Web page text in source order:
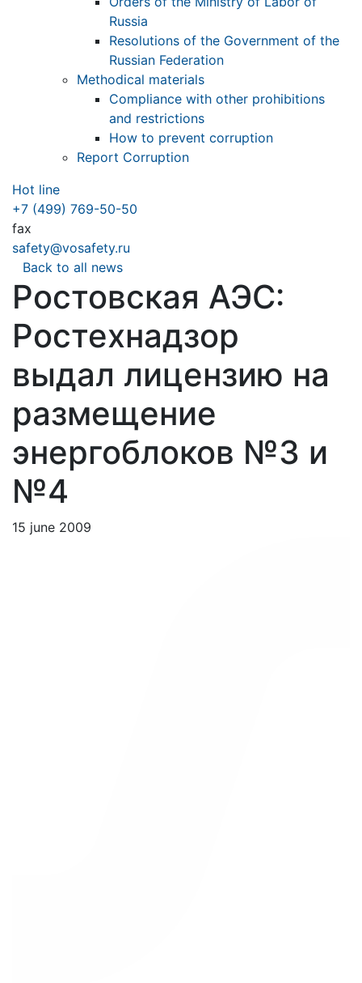
Russia
Resolutions of the Government of the
Russian Federation
Methodical materials
Compliance with other prohibitions
and restrictions
How to prevent corruption
Report Corruption
Hot line
+7 (499) 769-50-50
fax
safety@vosafety.ru
Back to all news
Ростовская АЭС:
Ростехнадзор
выдал лицензию на
размещение
энергоблоков №3 и
№4
15 june 2009